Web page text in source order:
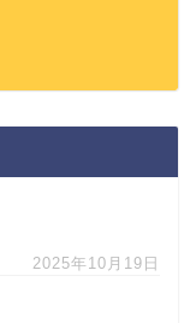
2025年10月19日